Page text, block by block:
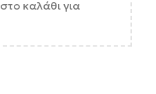
στο καλάθι για